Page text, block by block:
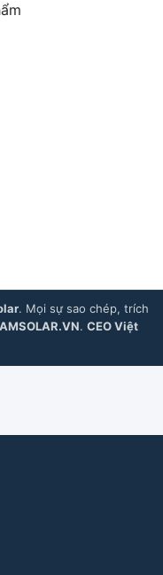
. Mọi sự sao chép, trích
. CEO Việt